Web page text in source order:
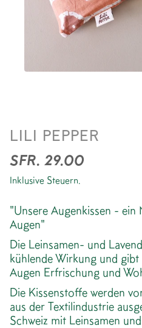
LILI PEPPER
SFR. 29.00
Inklusive Steuern.
"Unsere Augenkissen - ein
Augen"
Die Leinsamen- und
kühlende Wirkung und
Augen Erfrischung und
Die Kissenstoffe werden
aus der Textilindustrie
Schweiz mit Leinsamen